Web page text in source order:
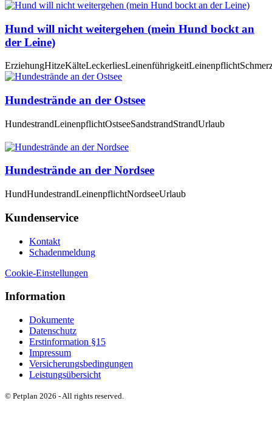
Hund will nicht weitergehen (mein Hund bockt an
der Leine)
ErziehungHitzeKälteLeckerliesLeinenführigkeitLeinenpflicht
Hundestrände an der Ostsee
HundestrandLeinenpflichtOstseeSandstrandStrandUrlaub
Hundestrände an der Nordsee
HundHundestrandLeinenpflichtNordseeUrlaub
Kundenservice
Kontakt
Schadenmeldung
Cookie-Einstellungen
Information
Dokumente
Datenschutz
Erstinformation §15
Impressum
Versicherungsbedingungen
Leistungsübersicht
© Petplan 2026 - All rights reserved.